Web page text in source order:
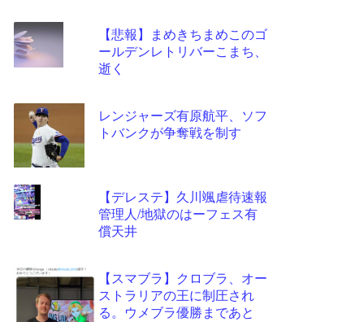
【悲報】まめきちまめこのゴ
ールデンレトリバーこまち、
逝く
レンジャーズ有原航平、ソフ
トバンクが争奪戦を制す
【デレステ】久川颯虐待速報
管理人/地獄のはーフェス有
償天井
【スマブラ】クロブラ、オー
ストラリアの王に制圧され
る。ウメブラ優勝まであと